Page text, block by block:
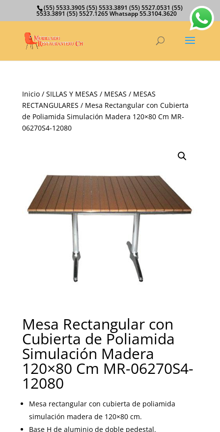
(55) 5533.3905 (55) 5533.3891 (55) 5527.0531 (55)
5533.3891 (55) 5527.1265 Whatsapp 55.3104.3620
Inicio/ SILLAS Y MESAS / MESAS / MESAS
RECTANGULARES / Mesa Rectangular con Cubierta
de Poliamida Simulación Madera 120×80 Cm MR-
06270S4-12080
Mesa Rectangular con
Cubierta de Poliamida
Simulación Madera
120×80 Cm MR-06270S4-
12080
Mesa rectangular con cubierta de poliamida
simulación madera de 120×80 cm.
Base H de aluminio de doble pedestal.